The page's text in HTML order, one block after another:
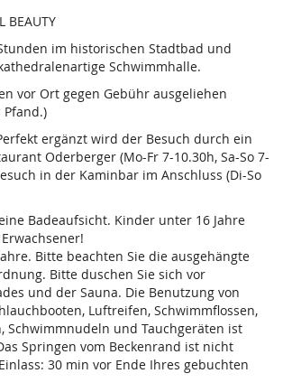
BEAUTY
im historischen Stadtbad und
Schwimmhalle.
vor Ort gegen Gebühr ausgeliehen
ergänzt wird der Besuch durch ein
Oderberger (Mo-Fr 7-10.30h, Sa-So 7-
in der Kaminbar im Anschluss (Di-So
Badeaufsicht. Kinder unter 16 Jahre
Bitte beachten Sie die ausgehängte
Bitte duschen Sie sich vor
und der Sauna. Die Benutzung von
Luftreifen, Schwimmflossen,
Schwimmnudeln und Tauchgeräten ist
Springen vom Beckenrand ist nicht
30 min vor Ende Ihres gebuchten